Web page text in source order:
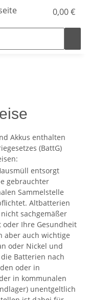
0,00 €
Akkus enthalten
(BattG)
entsorgt
gebrauchter
Sammelstelle
Altbatterien
sachgemäßer
oder Ihre Gesundheit
aber auch wichtige
oder Nickel und
Batterien nach
oder in
in kommunalen
unentgeltlich